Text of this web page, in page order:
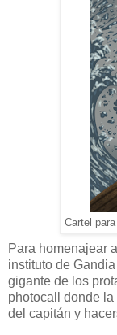
Cartel
Para homenajear
instituto de
gigante de los
photocall donde
del capitán y